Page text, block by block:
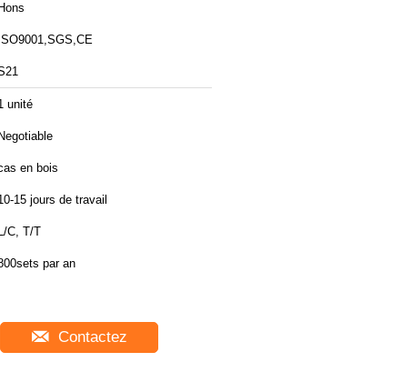
Hons
ISO9001,SGS,CE
unité
Negotiable
en bois
15 jours de travail
L/C, T/T
par an
Contactez